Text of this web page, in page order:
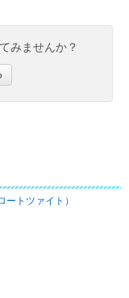
みませんか？
トツァイト）